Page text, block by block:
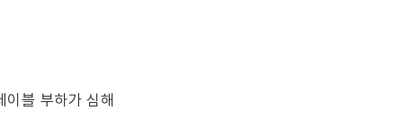
블 부하가 심해